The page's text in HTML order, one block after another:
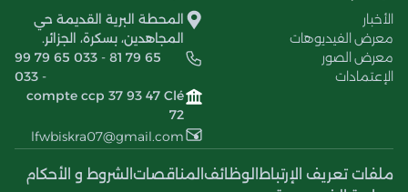
الأخبار
معرض الفيديوهات
معرض الصور
الإعتمادات
المحطة البرية القديمة حي
المجاهدين، بسكرة، الجزائر.
99 79 65 033 - 81 79 65
033 -
compte ccp 37 93 47 Clé
72
lfwbiskra07@gmail.com
ملفات تعريف الإرتباط الوظائف المناقصات الشروط و الأحكام